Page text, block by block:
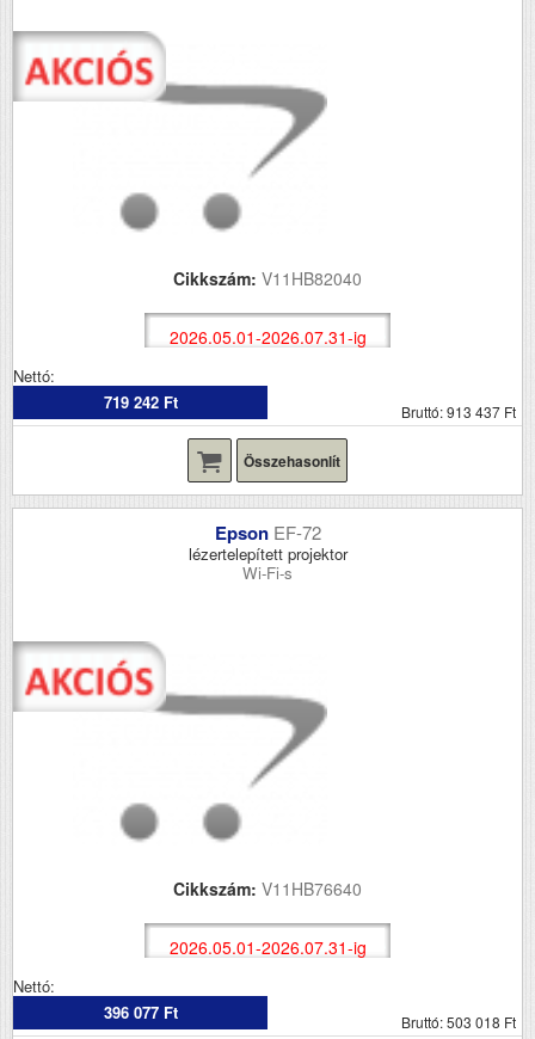
Cikkszám: V11HB82040
2026.05.01-2026.07.31-ig
Nettó:
719 242 Ft
Bruttó: 913 437 Ft
Összehasonlít
Epson EF-72
lézertelepített projektor
Wi-Fi-s
Cikkszám: V11HB76640
2026.05.01-2026.07.31-ig
Nettó:
396 077 Ft
Bruttó: 503 018 Ft